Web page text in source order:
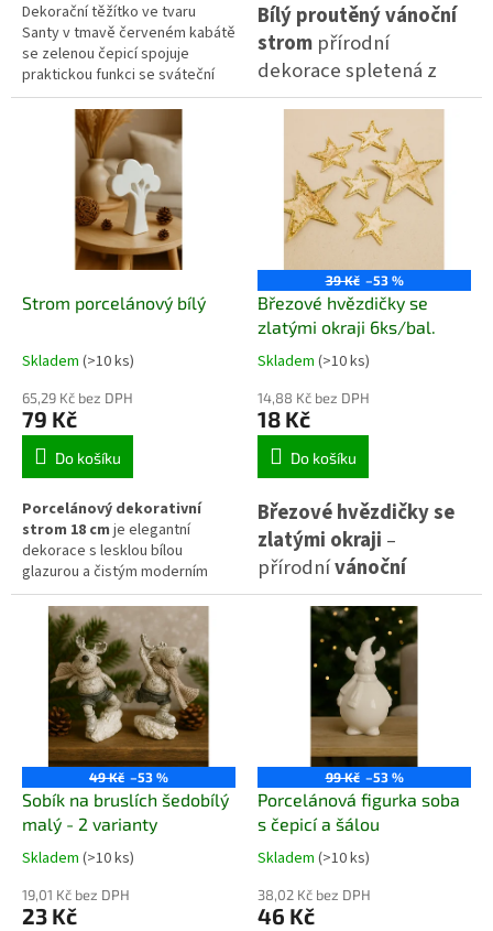
Dekorační těžítko ve tvaru
Santy v tmavě červeném kabátě
se zelenou čepicí spojuje
praktickou funkci se sváteční
atmosférou. Figurka z kvalitní
pryskyřice má stabilní kulatou
základnu, díky které pevně stojí
na stole, polici i parapetu.
Jemné detaily a příjemná
velikost se hodí do menších
aranžmá, k svíčkám i větvičkám.
Ideální drobná dekorace pro
zimní období a vánoční výzdobu
Bílý proutěný vánoční
strom přírodní
dekorace spletená z
proutí na kovové
kostře, usazená na
dřevěném podstavci.
Bílá barva s jemnou
patinou navodí zimní
sváteční atmosféru.
Strom porcelánový bílý
Skladem (>10 ks)
65,29 Kč bez DPH
79 Kč
Do košíku
Porcelánový dekorativní
strom 18 cm je elegantní
dekorace s lesklou bílou
glazurou a čistým moderním
designem. Díky nadčasovému
vzhledu se hodí jako celoroční i
vánoční výzdoba na stůl,
komodu, polici nebo parapet a
snadno doplní minimalistické i
klasické interiéry.
39 Kč –53 %
Březové hvězdičky se
zlatými okraji 6ks/bal.
Skladem (>10 ks)
14,88 Kč bez DPH
18 Kč
Do košíku
Březové hvězdičky se
zlatými okraji –
přírodnívánoční
dekoracepro tvoření a
aranžování. ⭐ Elegantní
doplněk do věnců,
svícnů nebo na sváteční
49 Kč –53 %
Sobík na bruslích šedobílý
malý - 2 varianty
Skladem (>10 ks)
19,01 Kč bez DPH
23 Kč
99 Kč –53 %
Porcelánová figurka soba
s čepicí a šálou
Skladem (>10 ks)
38,02 Kč bez DPH
46 Kč